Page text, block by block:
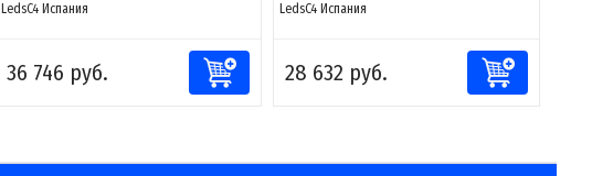
LedsC4 Испания
36 746 руб.
LedsC4 Испания
28 632 руб.